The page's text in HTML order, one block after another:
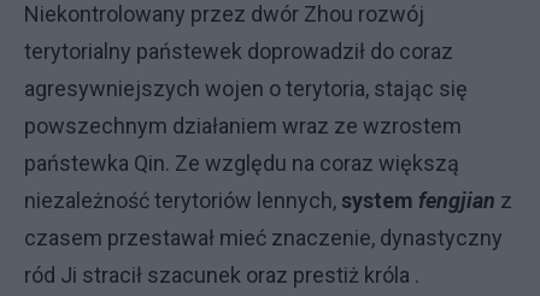
Niekontrolowany przez dwór Zhou rozwój
terytorialny państewek doprowadził do coraz
agresywniejszych wojen o terytoria, stając się
powszechnym działaniem wraz ze wzrostem
państewka Qin. Ze względu na coraz większą
niezależność terytoriów lennych, system fengjian z
czasem przestawał mieć znaczenie, dynastyczny
ród Ji stracił szacunek oraz prestiż króla .